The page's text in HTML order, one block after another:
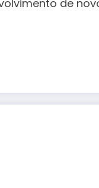
de